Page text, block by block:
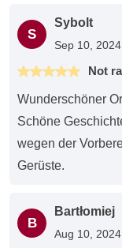
S
Sybolt
Sep 10, 2024
Not
Wunderschöner
Schöne
wegen der
Gerüste.
B
Bartłomiej
Aug 10, 2024